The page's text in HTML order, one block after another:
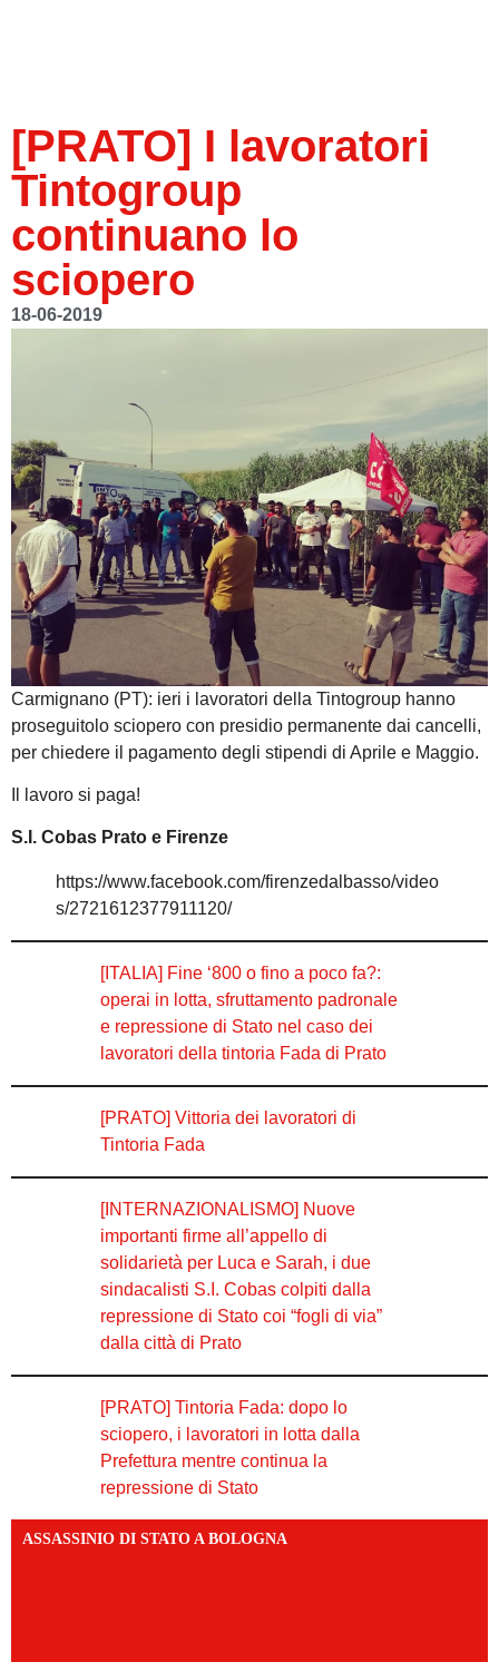
[PRATO] I lavoratori
Tintogroup
continuano lo
sciopero
18-06-2019
Carmignano (PT): ieri i lavoratori della Tintogroup hanno
proseguitolo sciopero con presidio permanente dai cancelli,
per chiedere il pagamento degli stipendi di Aprile e Maggio.
Il lavoro si paga!
S.I. Cobas Prato e Firenze
https://www.facebook.com/firenzedalbasso/video
s/2721612377911120/
[ITALIA] Fine ‘800 o fino a poco fa?:
operai in lotta, sfruttamento padronale
e repressione di Stato nel caso dei
lavoratori della tintoria Fada di Prato
[PRATO] Vittoria dei lavoratori di
Tintoria Fada
[INTERNAZIONALISMO] Nuove
importanti firme all’appello di
solidarietà per Luca e Sarah, i due
sindacalisti S.I. Cobas colpiti dalla
repressione di Stato coi “fogli di via”
dalla città di Prato
[PRATO] Tintoria Fada: dopo lo
sciopero, i lavoratori in lotta dalla
Prefettura mentre continua la
repressione di Stato
ASSASSINIO DI STATO A BOLOGNA